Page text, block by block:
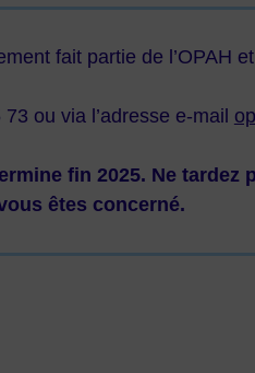
fait partie de l’OPAH
ou via l’adresse e-mail
fin 2025. Ne tardez
êtes concerné.